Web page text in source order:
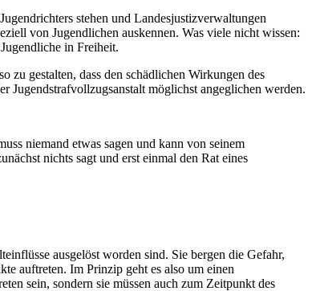
stehen und Landesjustizverwaltungen
von Jugendlichen auskennen. Was viele nicht wissen:
in Freiheit.
zu gestalten, dass den schädlichen Wirkungen des
Jugendstrafvollzugsanstalt möglichst angeglichen werden.
niemand etwas sagen und kann von seinem
nichts sagt und erst einmal den Rat eines
ausgelöst worden sind. Sie bergen die Gefahr,
auftreten. Im Prinzip geht es also um einen
sein, sondern sie müssen auch zum Zeitpunkt des